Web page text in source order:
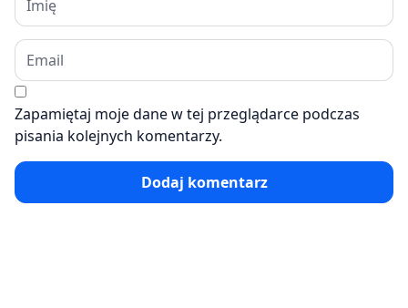
Zapamiętaj moje dane w tej przeglądarce podczas
pisania kolejnych komentarzy.
Dodaj komentarz